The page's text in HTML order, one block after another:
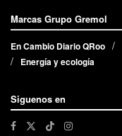
Marcas Grupo Gremol
En Cambio Diario QRoo
Energía y ecología
Siguenos en